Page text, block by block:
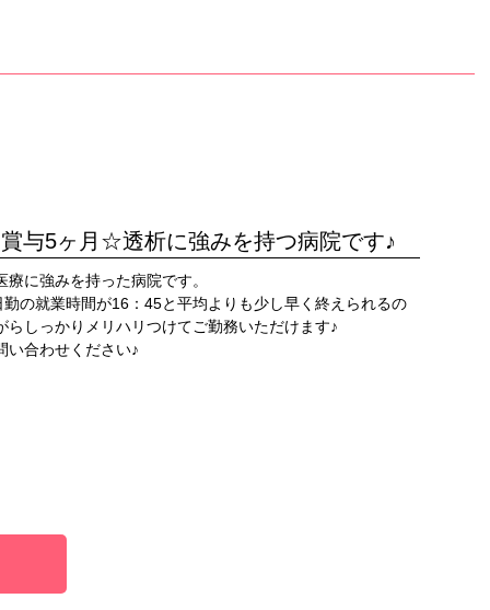
与5ヶ月☆透析に強みを持つ病院です♪
に強みを持った病院です。
の就業時間が16：45と平均よりも少し早く終えられるの
しっかりメリハリつけてご勤務いただけます♪
い合わせください♪